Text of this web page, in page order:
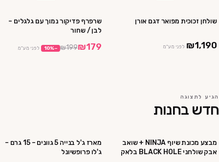
שולחן זכוכית מפואר דגם אורן
₪1,190 לפני מע"מ
שרפרף פדיקור נמוך עם גלגלים –
לבן / שחור
₪179
₪199
−
10% לפני מע"מ
הגיע לתצוגה
חדש בחנות
מבצע
מבצע מכונת שיוף NINJA + שואב
אבק שולחני BLACK HOLE בלאק
מארז ג'ל בנייה 5 גוונים – 15 גרם –
ג'לו פרופשיונל